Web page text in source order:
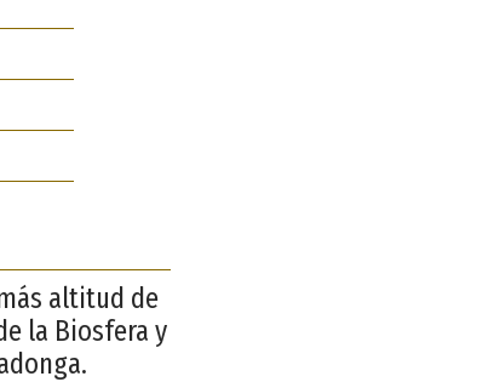
altitud de
la Biosfera y